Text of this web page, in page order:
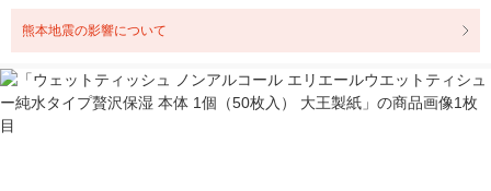
熊本地震の影響について